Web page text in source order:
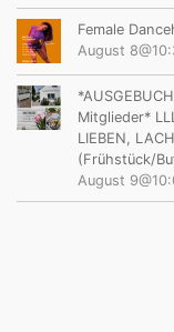
Female
August
Mitglieder*
LIEBEN,
(Frühstück/
August